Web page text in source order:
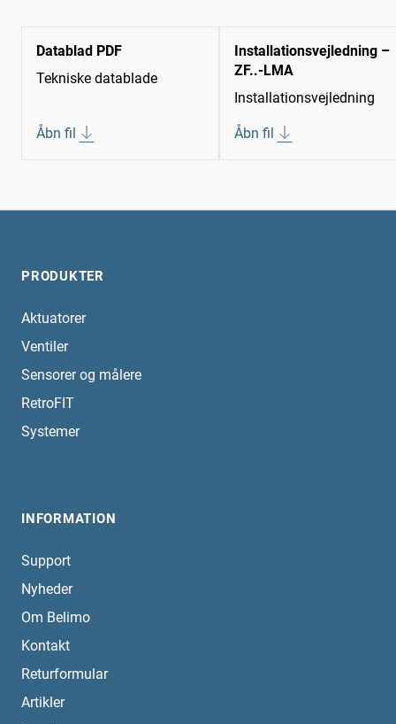
Datablad PDF
Tekniske datablade
Åbn fil
Installationsvejledning –
ZF..-LMA
Installationsvejledning
Åbn fil
PRODUKTER
Aktuatorer
Ventiler
Sensorer og målere
RetroFIT
Systemer
INFORMATION
Support
Nyheder
Om Belimo
Kontakt
Returformular
Artikler